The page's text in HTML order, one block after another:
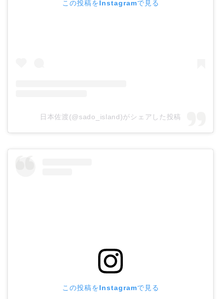
この投稿をInstagramで見る
日本佐渡(@sado_island)がシェアした投稿
この投稿をInstagramで見る